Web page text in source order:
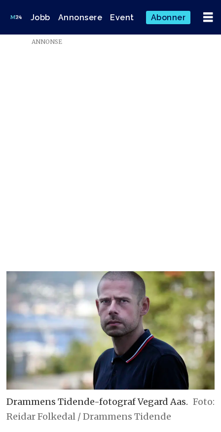
Jobb Annonsere Event Abonner
ANNONSE
Drammens Tidende-fotograf Vegard Aas. Foto:
Reidar Folkedal / Drammens Tidende